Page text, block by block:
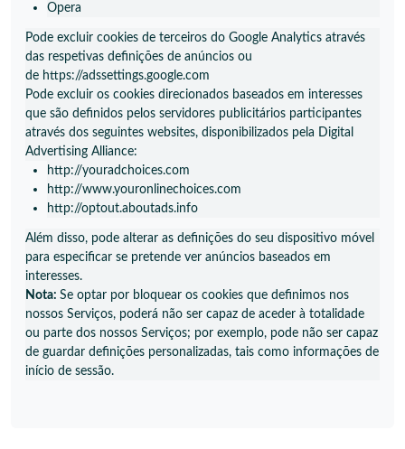
Opera
Pode excluir cookies de terceiros do Google Analytics através
das respetivas definições de anúncios ou
de https://adssettings.google.com
Pode excluir os cookies direcionados baseados em interesses
que são definidos pelos servidores publicitários participantes
através dos seguintes websites, disponibilizados pela Digital
Advertising Alliance:
http://youradchoices.com
http://www.youronlinechoices.com
http://optout.aboutads.info
Além disso, pode alterar as definições do seu dispositivo móvel
para especificar se pretende ver anúncios baseados em
interesses.
Nota: Se optar por bloquear os cookies que definimos nos
nossos Serviços, poderá não ser capaz de aceder à totalidade
ou parte dos nossos Serviços; por exemplo, pode não ser capaz
de guardar definições personalizadas, tais como informações de
início de sessão.